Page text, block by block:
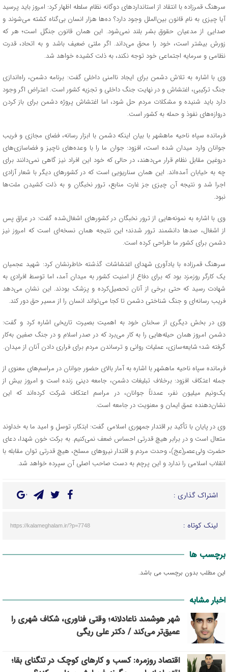
سرهنگ قمرزاده با انتقاد از استانداردهای دوگانه نظام سلطه اظهار کرد: امروز باید پرسید
آیا چیزی به نام قانون بین‌الملل وجود دارد؟ ده‌ها هزار انسان بی‌گناه کشته می‌شوند و
صدایی از مدعیان حقوق بشر بلند نمی‌شود. این همان قانون جنگل است؛ هر که
زورش بیشتر است، خود را محق می‌داند. اگر ملتی ضعیف باشد و به اتحاد، قدرت
نظامی و سرمایه اجتماعی خود توجه نکند، به ذلت کشیده خواهد شد.
وی با اشاره به تلاش دشمن برای ایجاد ناامنی داخلی گفت: برنامه دشمن، راه‌اندازی
جنگ ترکیبی، اغتشاش و در نهایت جنگ داخلی و تجزیه کشور است. اعتراض اگر وجود
دارد باید شنیده و مشکلات مردم حل شود، اما اغتشاش پروژه دشمن برای باز کردن
دروازه‌های نفوذ و حمله به کشور است.
فرمانده سپاه ناحیه ماهشهر با بیان اینکه دشمن با ابزار رسانه، فضای مجازی و فریب
جوانان وارد میدان شده است، افزود: جوان ما را با وعده‌های ناچیز و فضاسازی‌های
دروغین مقابل نظام قرار می‌دهند، در حالی که خود این افراد نیز گاهی نمی‌دانند برای
چه به خیابان آمده‌اند. این همان سناریویی است که در کشورهای دیگر با شعار آزادی
اجرا شد و نتیجه آن چیزی جز غارت منابع، ترور نخبگان و به ذلت کشیدن ملت‌ها
نبود.
وی با اشاره به نمونه‌هایی از ترور نخبگان در کشورهای اشغال‌شده گفت: در عراق پس
از اشغال، صدها دانشمند ترور شدند؛ این نتیجه همان نسخه‌ای است که امروز نیز
دشمن برای کشور ما طراحی کرده است.
سرهنگ قمرزاده با یادآوری شهدای اغتشاشات گذشته خاطرنشان کرد: شهید عجمیان
یک کارگر روزمزد بود که برای دفاع از امنیت کشور به میدان آمد، اما توسط افرادی به
شهادت رسید که حتی برخی از آنان تحصیل‌کرده و پزشک بودند. این نشان می‌دهد
فریب رسانه‌ای و جنگ شناختی دشمن تا کجا می‌تواند انسان را از مسیر حق دور کند.
وی در بخش دیگری از سخنان خود به اهمیت بصیرت تاریخی اشاره کرد و گفت:
دشمن امروز همان حیله‌هایی را به کار می‌برد که در صدر اسلام و در جنگ صفین به‌کار
گرفته شد؛ شایعه‌سازی، عملیات روانی و ترساندن مردم برای فراری دادن آنان از میدان.
فرمانده سپاه ناحیه ماهشهر با اشاره به آمار بالای حضور جوانان در مراسم‌های معنوی از
جمله اعتکاف افزود: برخلاف تبلیغات دشمن، جامعه دینی زنده است و امروز بیش از
یک‌ونیم میلیون نفر، عمدتاً جوانان، در مراسم اعتکاف شرکت کرده‌اند که این
نشان‌دهنده عمق ایمان و معنویت در جامعه است.
وی در پایان با تأکید بر اقتدار جمهوری اسلامی گفت: ابتکار، توسل و امید ما به خداوند
متعال است و در برابر هیچ قدرتی احساس ضعف نمی‌کنیم. به برکت خون شهدا، دعای
حضرت ولی‌عصر(عج)، وحدت مردم و اقتدار نیروهای مسلح، هیچ قدرتی توان مقابله با
انقلاب اسلامی را ندارد و این پرچم به دست صاحب اصلی آن سپرده خواهد شد.
اشتراک گذاری :
لینک کوتاه : https://kalameghalam.ir/?p=7748
برچسب ها
این مطلب بدون برچسب می باشد.
اخبار مشابه
شهر هوشمند ناعادلانه؛ وقتی فناوری، شکاف شهری را
عمیق‌تر می‌کند / دکتر علی ریگی
اقتصاد روزمره: کسب‌ و کارهای کوچک در تنگنای بقا؛